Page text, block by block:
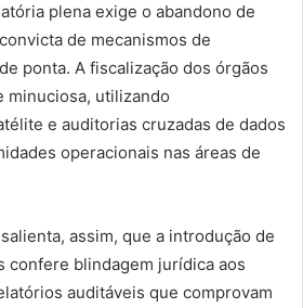
plena exige o abandono de
de mecanismos de
ponta. A fiscalização dos órgãos
utilizando
e auditorias cruzadas de dados
operacionais nas áreas de
assim, que a introdução de
confere blindagem jurídica aos
auditáveis que comprovam